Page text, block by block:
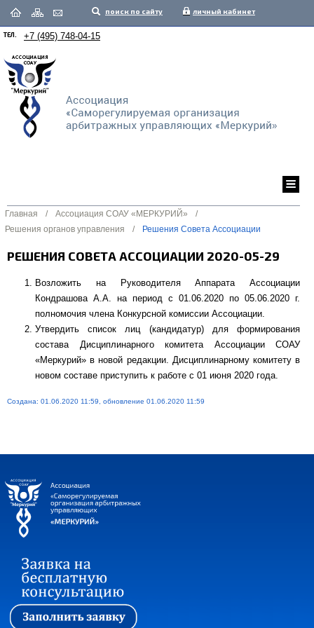
поиск по сайту личный кабинет
ТЕЛ. +7 (495) 748-04-15
Главная / Ассоциация СОАУ «МЕРКУРИЙ»
/
Решения органов управления
/ Решения Совета Ассоциации
РЕШЕНИЯ СОВЕТА АССОЦИАЦИИ 2020-05-29
Возложить на Руководителя Аппарата Ассоциации
Кондрашова А.А. на период с 01.06.2020 по 05.06.2020 г.
полномочия члена Конкурсной комиссии Ассоциации.
Утвердить список лиц (кандидатур) для формирования
состава Дисциплинарного комитета Ассоциации СОАУ
«Меркурий» в новой редакции. Дисциплинарному комитету в
новом составе приступить к работе с 01 июня 2020 года.
Создана: 01.06.2020 11:59, обновление 01.06.2020 11:59